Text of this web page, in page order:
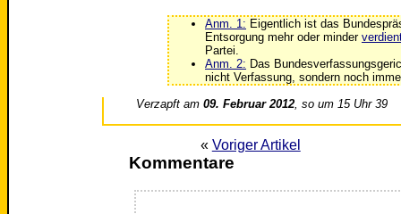
Anm. 1: Eigentlich ist das
Entsorgung mehr oder minder
Partei.
Anm. 2: Das
nicht Verfassung, sondern noch
Verzapft am09. Februar 2012, so um 15 Uhr 39
« Voriger Artikel
Kommentare